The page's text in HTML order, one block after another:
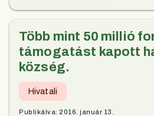
Több mint 50 millió
támogatást kapott
község.
Hivatali
Publikálva: 2016. január 13.